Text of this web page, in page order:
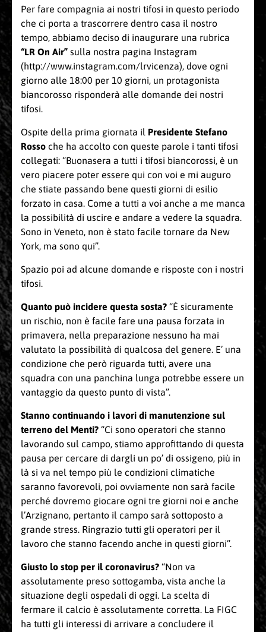
Per fare compagnia ai nostri tifosi in questo periodo
che ci porta a trascorrere dentro casa il nostro
tempo, abbiamo deciso di inaugurare una rubrica
“LR On Air” sulla nostra pagina Instagram
(http://www.instagram.com/lrvicenza), dove ogni
giorno alle 18:00 per 10 giorni, un protagonista
biancorosso risponderà alle domande dei nostri
tifosi.
Ospite della prima giornata il Presidente Stefano
Rosso che ha accolto con queste parole i tanti tifosi
collegati: “Buonasera a tutti i tifosi biancorossi, è un
vero piacere poter essere qui con voi e mi auguro
che stiate passando bene questi giorni di esilio
forzato in casa. Come a tutti a voi anche a me manca
la possibilità di uscire e andare a vedere la squadra.
Sono in Veneto, non è stato facile tornare da New
York, ma sono qui”.
Spazio poi ad alcune domande e risposte con i nostri
tifosi.
Quanto può incidere questa sosta? “È sicuramente
un rischio, non è facile fare una pausa forzata in
primavera, nella preparazione nessuno ha mai
valutato la possibilità di qualcosa del genere. E’ una
condizione che però riguarda tutti, avere una
squadra con una panchina lunga potrebbe essere un
vantaggio da questo punto di vista”.
Stanno continuando i lavori di manutenzione sul
terreno del Menti? “Ci sono operatori che stanno
lavorando sul campo, stiamo approfittando di questa
pausa per cercare di dargli un po’ di ossigeno, più in
là si va nel tempo più le condizioni climatiche
saranno favorevoli, poi ovviamente non sarà facile
perché dovremo giocare ogni tre giorni noi e anche
l’Arzignano, pertanto il campo sarà sottoposto a
grande stress. Ringrazio tutti gli operatori per il
lavoro che stanno facendo anche in questi giorni”.
Giusto lo stop per il coronavirus? “Non va
assolutamente preso sottogamba, vista anche la
situazione degli ospedali di oggi. La scelta di
fermare il calcio è assolutamente corretta. La FIGC
ha tutti gli interessi di arrivare a concludere il